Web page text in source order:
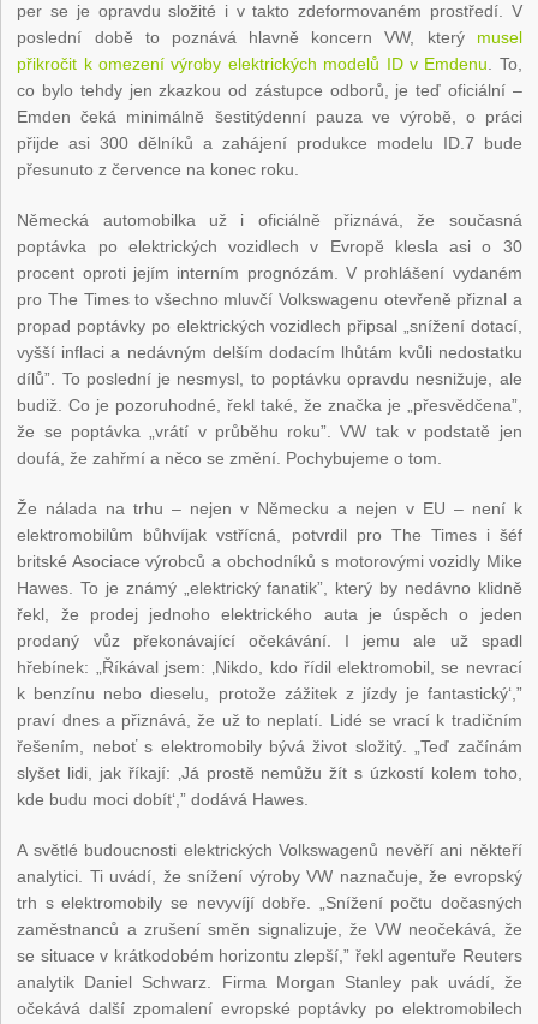
per se je opravdu složité i v takto zdeformovaném prostředí. V
poslední době to poznává hlavně koncern VW, který musel
přikročit k omezení výroby elektrických modelů ID v Emdenu. To,
co bylo tehdy jen zkazkou od zástupce odborů, je teď oficiální –
Emden čeká minimálně šestitýdenní pauza ve výrobě, o práci
přijde asi 300 dělníků a zahájení produkce modelu ID.7 bude
přesunuto z července na konec roku.
Německá automobilka už i oficiálně přiznává, že současná
poptávka po elektrických vozidlech v Evropě klesla asi o 30
procent oproti jejím interním prognózám. V prohlášení vydaném
pro The Times to všechno mluvčí Volkswagenu otevřeně přiznal a
propad poptávky po elektrických vozidlech připsal „snížení dotací,
vyšší inflaci a nedávným delším dodacím lhůtám kvůli nedostatku
dílů”. To poslední je nesmysl, to poptávku opravdu nesnižuje, ale
budiž. Co je pozoruhodné, řekl také, že značka je „přesvědčena”,
že se poptávka „vrátí v průběhu roku”. VW tak v podstatě jen
doufá, že zahřmí a něco se změní. Pochybujeme o tom.
Že nálada na trhu – nejen v Německu a nejen v EU – není k
elektromobilům bůhvíjak vstřícná, potvrdil pro The Times i šéf
britské Asociace výrobců a obchodníků s motorovými vozidly Mike
Hawes. To je známý „elektrický fanatik”, který by nedávno klidně
řekl, že prodej jednoho elektrického auta je úspěch o jeden
prodaný vůz překonávající očekávání. I jemu ale už spadl
hřebínek: „Říkával jsem: ‚Nikdo, kdo řídil elektromobil, se nevrací
k benzínu nebo dieselu, protože zážitek z jízdy je fantastický‘,”
praví dnes a přiznává, že už to neplatí. Lidé se vrací k tradičním
řešením, neboť s elektromobily bývá život složitý. „Teď začínám
slyšet lidi, jak říkají: ‚Já prostě nemůžu žít s úzkostí kolem toho,
kde budu moci dobít‘,” dodává Hawes.
A světlé budoucnosti elektrických Volkswagenů nevěří ani někteří
analytici. Ti uvádí, že snížení výroby VW naznačuje, že evropský
trh s elektromobily se nevyvíjí dobře. „Snížení počtu dočasných
zaměstnanců a zrušení směn signalizuje, že VW neočekává, že
se situace v krátkodobém horizontu zlepší,” řekl agentuře Reuters
analytik Daniel Schwarz. Firma Morgan Stanley pak uvádí, že
očekává další zpomalení evropské poptávky po elektromobilech